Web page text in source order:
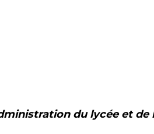
du lycée et de